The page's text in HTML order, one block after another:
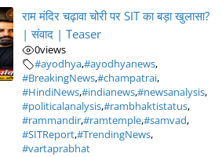
राम मंदिर चढ़ावा चोरी पर SIT का बड़ा खुलासा?
| संवाद | Teaser
0views
#ayodhya,#ayodhyanews,
#BreakingNews,#champatrai,
#HindiNews,#indianews,#newsanalysis,
#politicalanalysis,#rambhaktistatus,
#rammandir,#ramtemple,#samvad,
#SITReport,#TrendingNews,
#vartaprabhat